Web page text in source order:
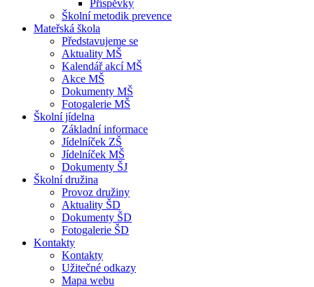
Příspěvky
Školní metodik prevence
Mateřská škola
Představujeme se
Aktuality MŠ
Kalendář akcí MŠ
Akce MŠ
Dokumenty MŠ
Fotogalerie MŠ
Školní jídelna
Základní informace
Jídelníček ZŠ
Jídelníček MŠ
Dokumenty ŠJ
Školní družina
Provoz družiny
Aktuality ŠD
Dokumenty ŠD
Fotogalerie ŠD
Kontakty
Kontakty
Užitečné odkazy
Mapa webu